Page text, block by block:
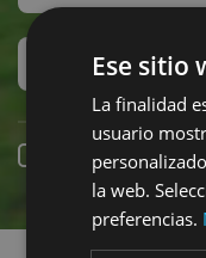
Experiencias
Online booking
Ese sitio
La finalidad
usuario
la web.
preferencias.